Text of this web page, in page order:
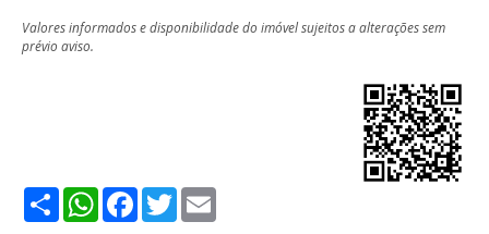
Valores informados e disponibilidade do imóvel sujeitos a alterações sem
prévio aviso.
ShareWhatsApp
Facebook
Twitter